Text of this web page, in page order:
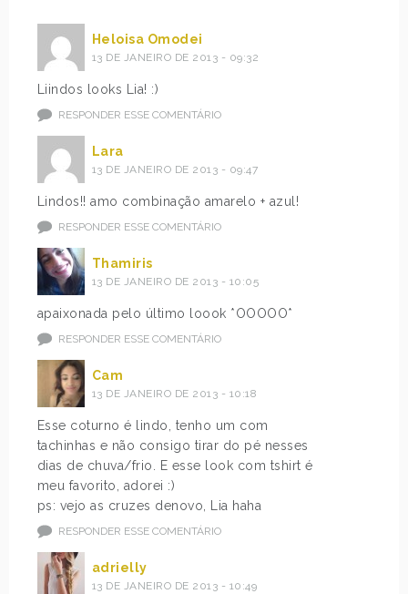
Heloisa Omodei
13 DE JANEIRO DE 2013 - 09:32
Liindos looks Lia! :)
RESPONDER ESSE COMENTÁRIO
Lara
13 DE JANEIRO DE 2013 - 09:47
Lindos!! amo combinação amarelo + azul!
RESPONDER ESSE COMENTÁRIO
Thamiris
13 DE JANEIRO DE 2013 - 10:05
apaixonada pelo último loook *OOOOO*
RESPONDER ESSE COMENTÁRIO
Cam
13 DE JANEIRO DE 2013 - 10:18
Esse coturno é lindo, tenho um com
tachinhas e não consigo tirar do pé nesses
dias de chuva/frio. E esse look com tshirt é
meu favorito, adorei :)
ps: vejo as cruzes denovo, Lia haha
RESPONDER ESSE COMENTÁRIO
adrielly
13 DE JANEIRO DE 2013 - 10:49